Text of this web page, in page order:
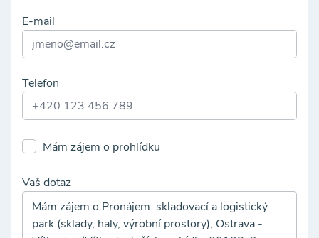
E-mail
Telefon
Mám zájem o prohlídku
Vaš dotaz